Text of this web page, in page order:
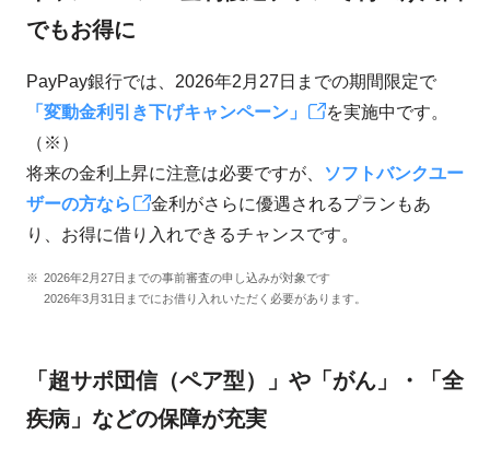
でもお得に
PayPay銀行では、2026年2月27日までの期間限定で
「変動金利引き下げキャンペーン」
を実施中です。
（※）
将来の金利上昇に注意は必要ですが、
ソフトバンクユー
ザーの方なら
金利がさらに優遇されるプランもあ
り、お得に借り入れできるチャンスです。
2026年2月27日までの事前審査の申し込みが対象です
2026年3月31日までにお借り入れいただく必要があります。
「超サポ団信（ペア型）」や「がん」・「全
疾病」などの保障が充実